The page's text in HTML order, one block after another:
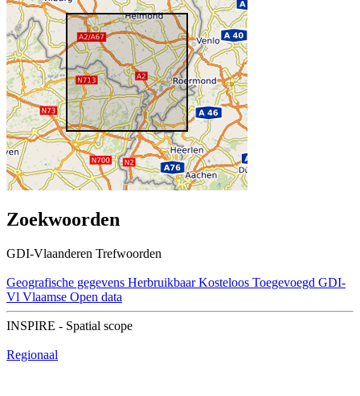
Zoekwoorden
GDI-Vlaanderen Trefwoorden
Geografische gegevens Herbruikbaar Kosteloos Toegevoegd GDI-
Vl Vlaamse Open data
INSPIRE - Spatial scope
Regionaal